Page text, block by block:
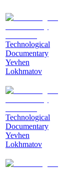
Technological
Documentary
Yevhen
Lokhmatov
Technological
Documentary
Yevhen
Lokhmatov